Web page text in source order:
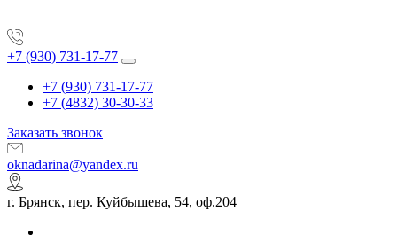
+7 (930) 731-17-77
+7 (930) 731-17-77
+7 (4832) 30-30-33
Заказать звонок
oknadarina@yandex.ru
г. Брянск, пер. Куйбышева, 54, оф.204